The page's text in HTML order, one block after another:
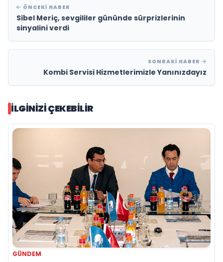
ÖNCEKI HABER
Sibel Meriç, sevgililer gününde sürprizlerinin
sinyalini verdi
SONRAKI HABER
Kombi Servisi Hizmetlerimizle Yanınızdayız
İLGINIZI ÇEKEBILIR
GÜNDEM